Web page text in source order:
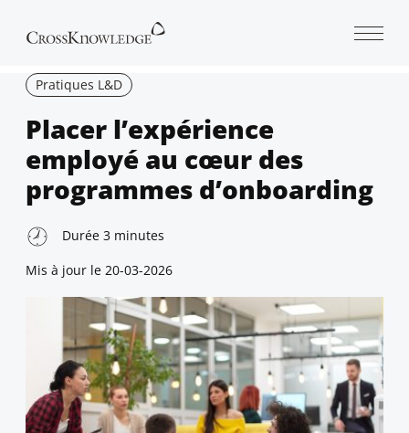
Pratiques L&D
Placer l’expérience
employé au cœur des
programmes d’onboarding
Durée 3 minutes
Mis à jour le 20-03-2026